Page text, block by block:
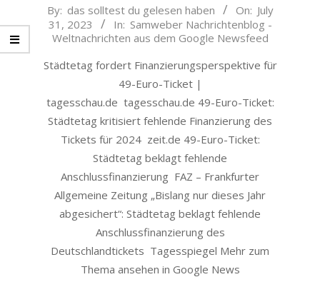
2023-
07-
31
By: das solltest du gelesen haben On: July
31, 2023
In: Samweber Nachrichtenblog -
Weltnachrichten aus dem Google Newsfeed
Städtetag fordert Finanzierungsperspektive für
49-Euro-Ticket |
tagesschau.de tagesschau.de 49-Euro-Ticket:
Städtetag kritisiert fehlende Finanzierung des
Tickets für 2024 zeit.de 49-Euro-Ticket:
Städtetag beklagt fehlende
Anschlussfinanzierung FAZ – Frankfurter
Allgemeine Zeitung „Bislang nur dieses Jahr
abgesichert“: Städtetag beklagt fehlende
Anschlussfinanzierung des
Deutschlandtickets Tagesspiegel Mehr zum
Thema ansehen in Google News